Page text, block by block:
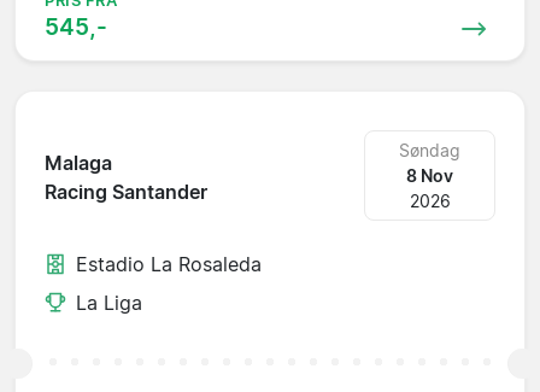
545,-
Malaga
Racing Santander
Søndag
8 Nov
2026
Estadio La Rosaleda
La Liga